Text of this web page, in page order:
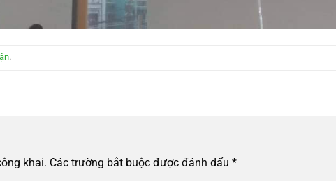
.
khai. Các trường bắt buộc được đánh dấu *